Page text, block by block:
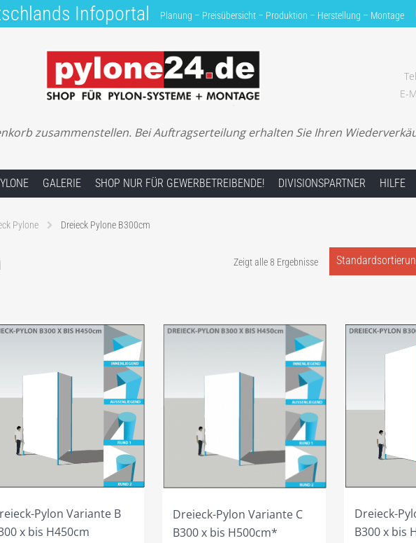
Infoportal Planung – Preisübersicht – Produktion – Herstellung – Montage
Planung – Preisübersicht – Produktion – Herstellung – Montage
E-
zusammenstellen. Bei Auftragserteilung erhalten Sie Ihren
GALERIE SHOP NUR FÜR GEWERBETREIBENDE! DIVISIONSPARTNER HILFE
Pylone Dreieck Pylone B300cm
Zeigt alle 8 Ergebnisse
Pylon Variante B
x bis H450cm
Dreieck-Pylon Variante C
B300 x bis H500cm*
Dreieck-
B300 x bis